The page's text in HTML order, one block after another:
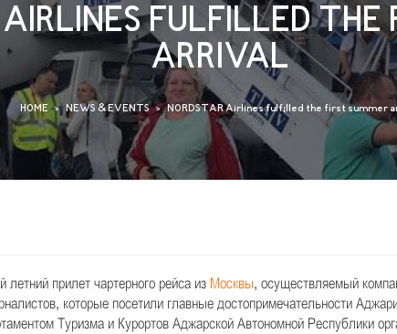
FULFILLED THE
ARRIVAL
HOME NEWS & EVENTS NORDSTAR Airlines fulfılled the first summer
прилет чартерного рейса из Москвы, осуществляемый
которые посетили главные достопримечательности
Туризма и Курортов Аджарской Автономной Республики